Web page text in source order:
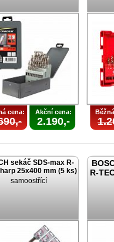
cena: Akční cena:
2.190,-
sekáč SDS-max R-
25x400 mm (5 ks)
samoostřící
R-